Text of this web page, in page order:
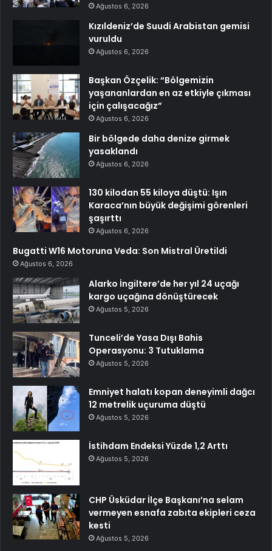
Ağustos 6, 2026
Kızıldeniz’de Suudi Arabistan gemisi
vuruldu
Ağustos 6, 2026
Başkan Özçelik: “Bölgemizin
yaşananlardan en az etkiyle çıkması
için çalışacağız”
Ağustos 6, 2026
Bir bölgede daha denize girmek
yasaklandı
Ağustos 6, 2026
130 kilodan 55 kiloya düştü: Işın
Karaca’nın büyük değişimi görenleri
şaşırttı
Ağustos 6, 2026
Bugatti W16 Motoruna Veda: Son Mistral Üretildi
Ağustos 6, 2026
Alarko İngiltere’de her yıl 24 uçağı
kargo uçağına dönüştürecek
Ağustos 5, 2026
Tunceli’de Yasa Dışı Bahis
Operasyonu: 3 Tutuklama
Ağustos 5, 2026
Emniyet halatı kopan deneyimli dağcı
12 metrelik uçuruma düştü
Ağustos 5, 2026
İstihdam Endeksi Yüzde 1,2 Arttı
Ağustos 5, 2026
CHP Üsküdar İlçe Başkanı’na selam
vermeyen esnafa zabıta ekipleri ceza
kesti
Ağustos 5, 2026